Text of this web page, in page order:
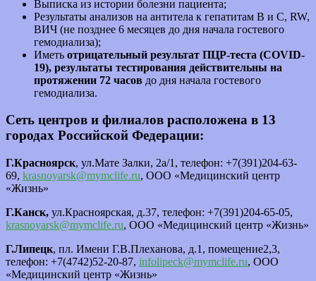
Выписка из истории болезни пациента;
Результаты анализов на антитела к гепатитам B и C, RW,
ВИЧ (не позднее 6 месяцев до дня начала гостевого
гемодиализа);
Иметь отрицательный результат ПЦР-теста (COVID-
19), результаты тестирования действительны на
протяжении 72 часов до дня начала гостевого
гемодиализа.
Сеть центров и филиалов расположена в 13
городах Российской Федерации:
Г.Красноярск, ул.Мате Залки, 2а/1, телефон: +7(391)204-63-
69, krasnoyarsk@mymclife.ru, ООО «Медицинский центр
«Жизнь»
Г.Канск, ул.Красноярская, д.37, телефон: +7(391)204-65-05,
krasnoyarsk@mymclife.ru, ООО «Медицинский центр «Жизнь»
Г.Липецк, пл. Имени Г.В.Плеханова, д.1, помещение2,3,
телефон: +7(4742)52-20-87, infolipeck@mymclife.ru, ООО
«Медицинский центр «Жизнь»